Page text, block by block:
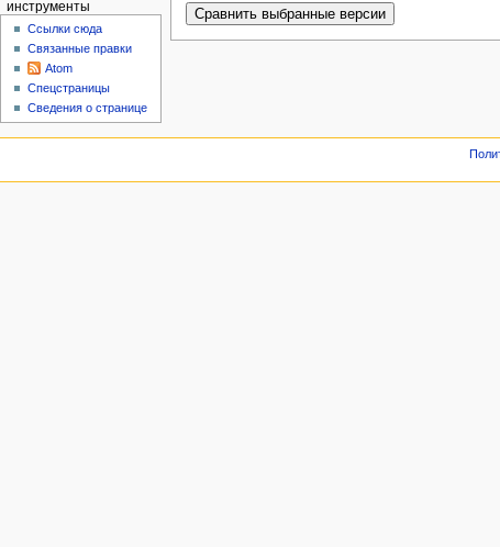
инструменты
Ссылки сюда
Связанные правки
Atom
Спецстраницы
Сведения о странице